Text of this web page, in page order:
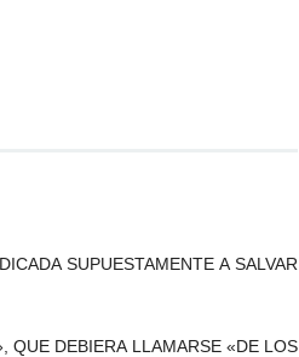
SUPUESTAMENTE A SALVAR
QUE DEBIERA LLAMARSE «DE LOS